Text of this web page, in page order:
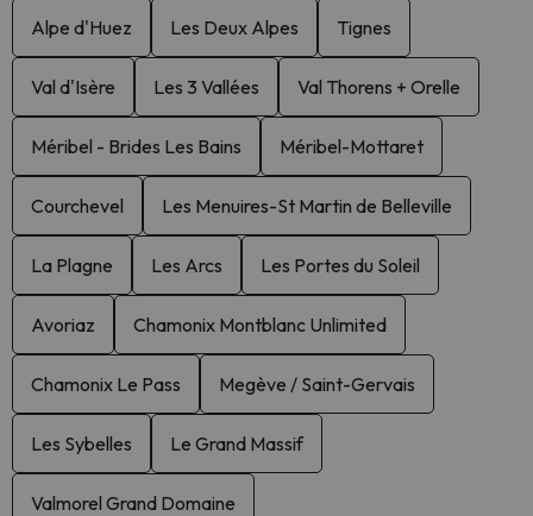
Alpe d'Huez Les Deux Alpes Tignes
Val d'Isère Les 3 Vallées Val Thorens + Orelle
Méribel - Brides Les Bains Méribel-Mottaret
Courchevel Les Menuires-St Martin de Belleville
La Plagne Les Arcs Les Portes du Soleil
Avoriaz Chamonix Montblanc Unlimited
Chamonix Le Pass Megève / Saint-Gervais
Les Sybelles Le Grand Massif
Valmorel Grand Domaine